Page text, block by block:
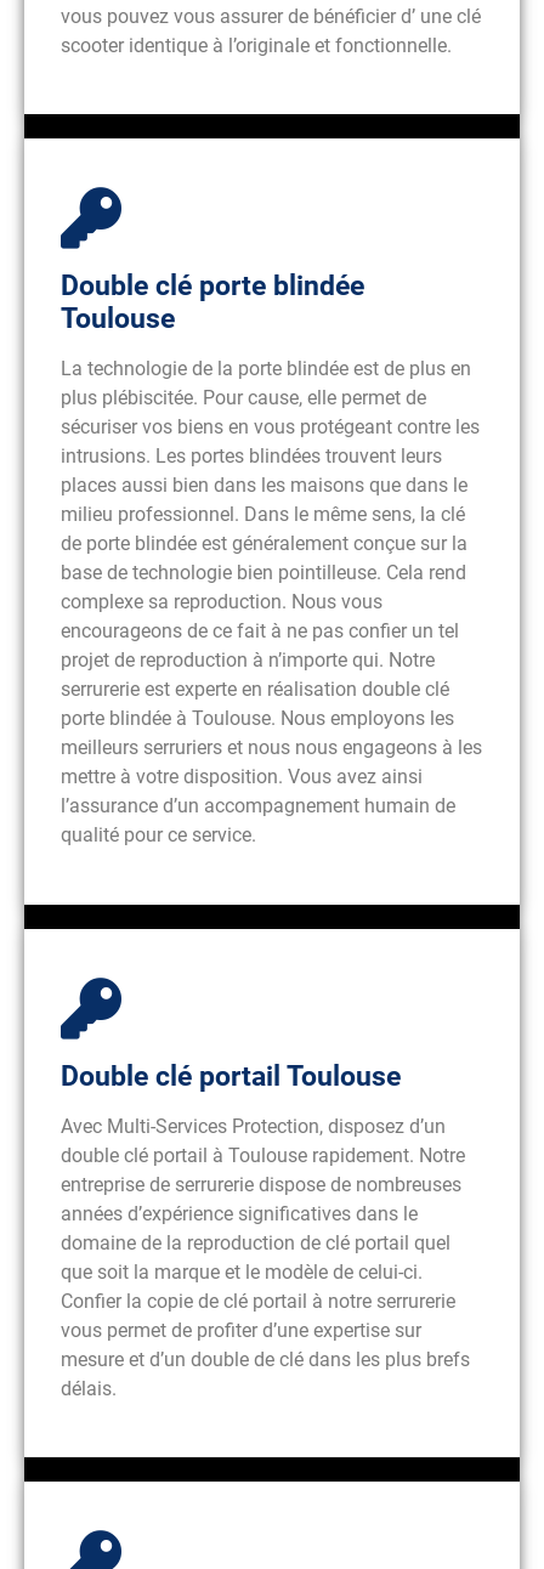
vous pouvez vous assurer de bénéficier d’ une clé
scooter identique à l’originale et fonctionnelle.
Double clé porte blindée
Toulouse
La technologie de la porte blindée est de plus en
plus plébiscitée. Pour cause, elle permet de
sécuriser vos biens en vous protégeant contre les
intrusions. Les portes blindées trouvent leurs
places aussi bien dans les maisons que dans le
milieu professionnel. Dans le même sens, la clé
de porte blindée est généralement conçue sur la
base de technologie bien pointilleuse. Cela rend
complexe sa reproduction. Nous vous
encourageons de ce fait à ne pas confier un tel
projet de reproduction à n’importe qui. Notre
serrurerie est experte en réalisation double clé
porte blindée à Toulouse. Nous employons les
meilleurs serruriers et nous nous engageons à les
mettre à votre disposition. Vous avez ainsi
l’assurance d’un accompagnement humain de
qualité pour ce service.
Double clé portail Toulouse
Avec Multi-Services Protection, disposez d’un
double clé portail à Toulouse rapidement. Notre
entreprise de serrurerie dispose de nombreuses
années d’expérience significatives dans le
domaine de la reproduction de clé portail quel
que soit la marque et le modèle de celui-ci.
Confier la copie de clé portail à notre serrurerie
vous permet de profiter d’une expertise sur
mesure et d’un double de clé dans les plus brefs
délais.